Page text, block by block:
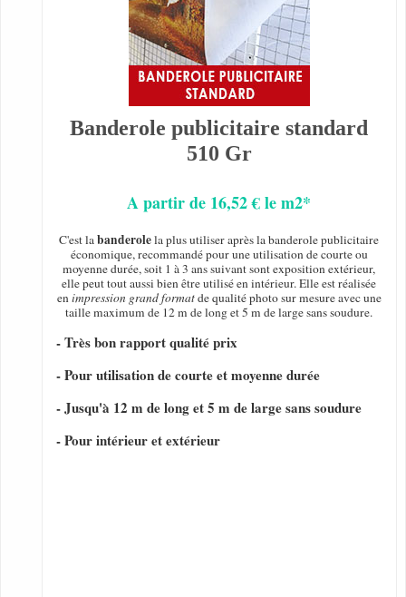
Banderole publicitaire standard
510 Gr
A partir de 16,52 € le m2*
C'est labanderolela plus utiliser après la banderole publicitaire
économique, recommandé pour une utilisation de courte ou
moyenne durée, soit 1 à 3 ans suivant sont exposition extérieur,
elle peut tout aussi bien être utilisé en intérieur. Elle est réalisée
enimpression grand formatde qualité photo sur mesure avec une
taille maximum de 12 m de long et 5 m de large sans soudure.
- Très bon rapport qualité prix
- Pour utilisation de courte et moyenne durée
- Jusqu'à 12 m de long et 5 m de large sans soudure
- Pour intérieur et extérieur